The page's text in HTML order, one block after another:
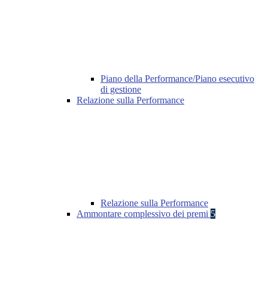
Piano della Performance/Piano esecutivo
di gestione
Relazione sulla Performance
Relazione sulla Performance
Ammontare complessivo dei premi 5